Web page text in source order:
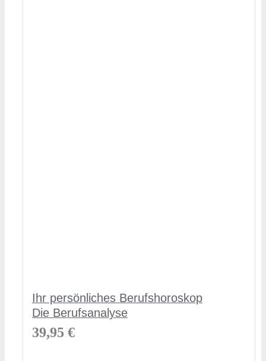
Ihr persönliches Berufshoroskop
Die Berufsanalyse
39,95 €